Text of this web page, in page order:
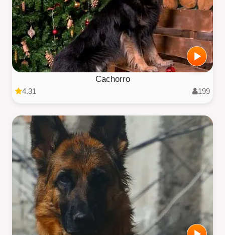
Cachorro
4.31 199